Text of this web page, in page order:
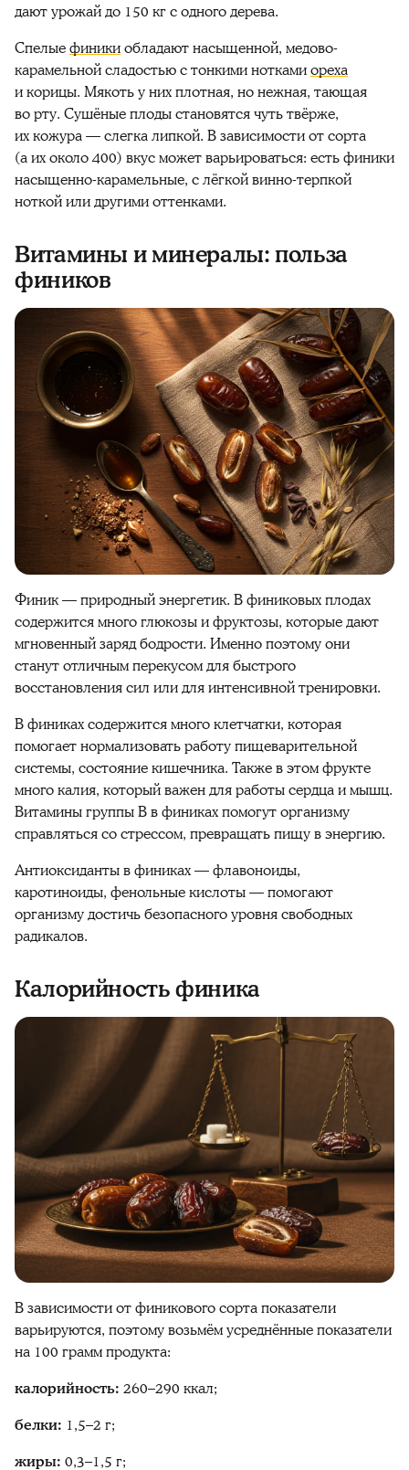
дают урожай до 150 кг с одного дерева.
Спелыефиникиобладают насыщенной, медово-
карамельной сладостью с тонкими ноткамиореха
и корицы. Мякоть у них плотная, но нежная, тающая
во рту. Сушёныеплодыстановятся чуть твёрже,
их кожура — слегка липкой. В зависимости отсорта
(а их около 400) вкусможет варьироваться: естьфиники
насыщенно-карамельные, с лёгкой винно-терпкой
ноткой или другими оттенками.
Витамины и минералы: польза
фиников
Финик— природный энергетик. Вфиниковыхплодах
содержится много глюкозы и фруктозы, которые дают
мгновенный заряд бодрости. Именно поэтомуони
станут отличным перекусом для быстрого
восстановления сил или для интенсивной тренировки.
В финиках содержится много клетчатки, которая
помогает нормализовать работу пищеварительной
системы, состояниекишечника. Также в этом фрукте
много калия, который важен для работысердцаи мышц.
Витамины группы B вфиникахпомогут организму
справляться со стрессом, превращать пищу в энергию.
Антиоксидантывфиниках— флавоноиды,
каротиноиды, фенольные кислоты —помогают
организму достичь безопасногоуровнясвободных
радикалов.
Калорийность финика
В зависимости отфиниковогосортапоказатели
варьируются, поэтому возьмём усреднённые показатели
на 100 граммпродукта:
калорийность: 260–290 ккал;
белки: 1,5–2 г;
жиры: 0,3–1,5 г;